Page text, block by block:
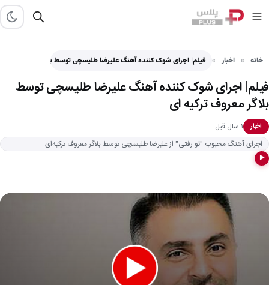
خانه اخبار فیلم| اجرای شوک کننده آهنگ علیرضا طلیسچی توسط بلاگر معروف…
فیلم| اجرای شوک کننده آهنگ علیرضا طلیسچی توسط
بلاگر معروف ترکیه ای
اخبار
۱ سال قبل
اجرای آهنگ محبوب "تو رفتی" از علیرضا طلیسچی توسط بلاگر معروف ترکیه‌ای
▶